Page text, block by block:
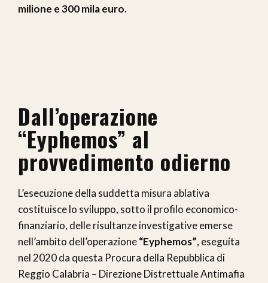
milione e 300 mila euro.
Dall’operazione
“Eyphemos” al
provvedimento odierno
L’esecuzione della suddetta misura ablativa
costituisce lo sviluppo, sotto il profilo economico-
finanziario, delle risultanze investigative emerse
nell’ambito dell’operazione“Eyphemos”, eseguita
nel 2020 da questa Procura della Repubblica di
Reggio Calabria – Direzione Distrettuale Antimafia